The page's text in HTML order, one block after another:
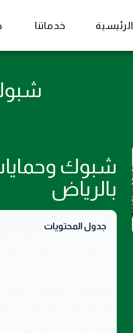
الرئيسية خدماتنا
بالرياض
جدول المحتويات